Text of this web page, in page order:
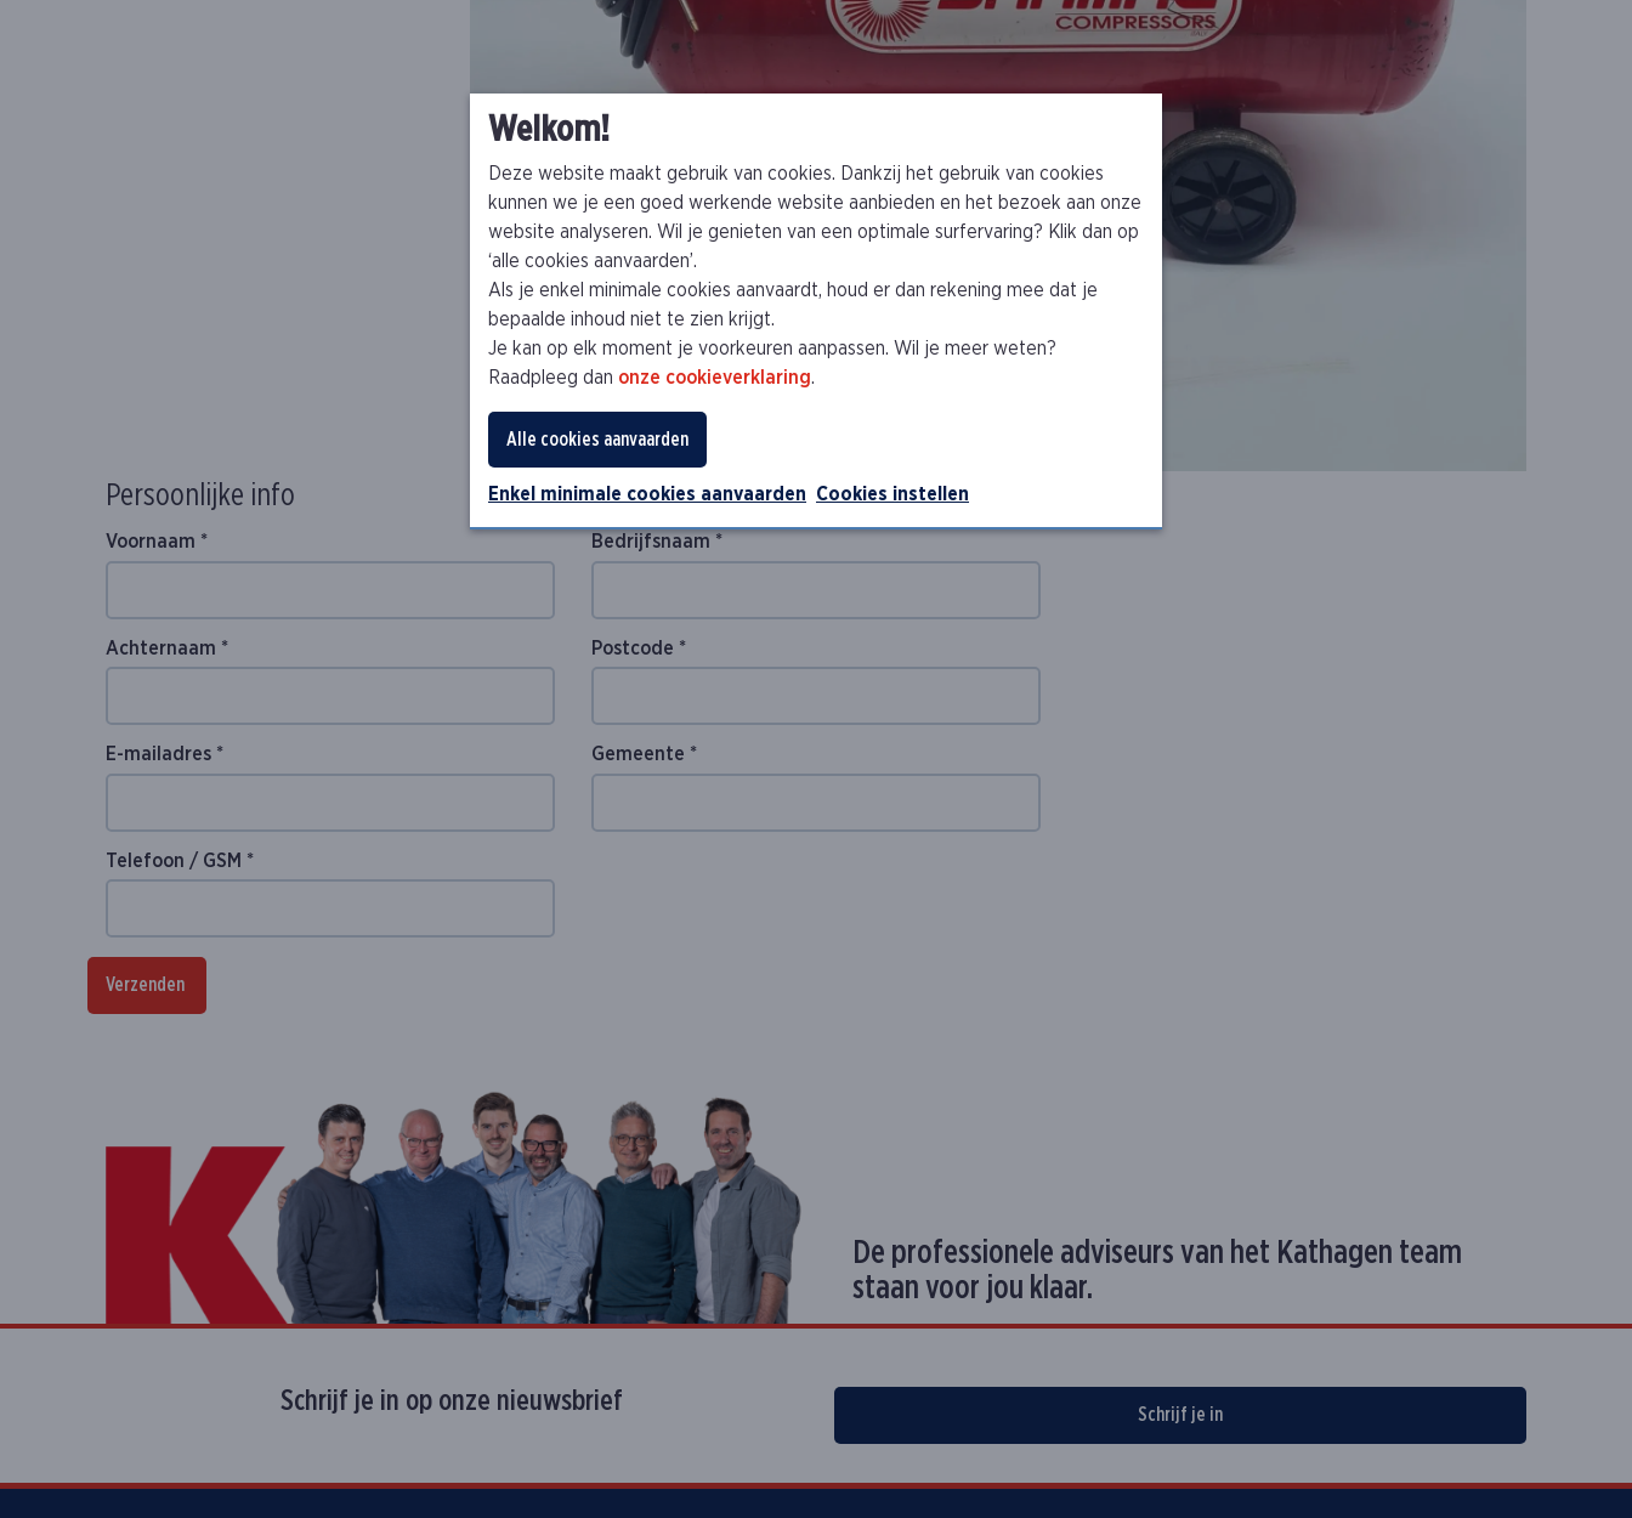
Persoonlijke info
Voornaam *
Achternaam *
Gelieve dit veld leeg te laten
E-mailadres *
Telefoon / GSM *
Bedrijfsinfo
Bedrijfsnaam *
Postcode *
Gemeente *
Verzenden
De professionele adviseurs van het Kathagen team
staan voor jou klaar.
Schrijf je in op onze nieuwsbrief Schrijf je in
Welkom!
Deze website maakt gebruik van cookies. Dankzij het gebruik van cookies
kunnen we je een goed werkende website aanbieden en het bezoek aan onze
website analyseren. Wil je genieten van een optimale surfervaring? Klik dan op
‘alle cookies aanvaarden’.
Als je enkel minimale cookies aanvaardt, houd er dan rekening mee dat je
bepaalde inhoud niet te zien krijgt.
Je kan op elk moment je voorkeuren aanpassen. Wil je meer weten?
Raadpleeg dan onze cookieverklaring.
Alle cookies aanvaarden
Enkel minimale cookies aanvaarden Cookies instellen